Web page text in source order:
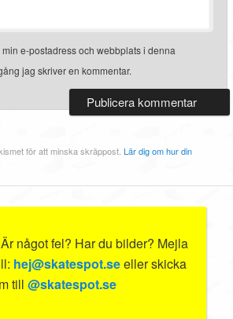
e-postadress och webbplats i denna
jag skriver en kommentar.
för att minska skräppost.Lär dig om hur din
något fel? Har du bilder? Mejla
hej@skatespot.seeller skicka
till@skatespot.se